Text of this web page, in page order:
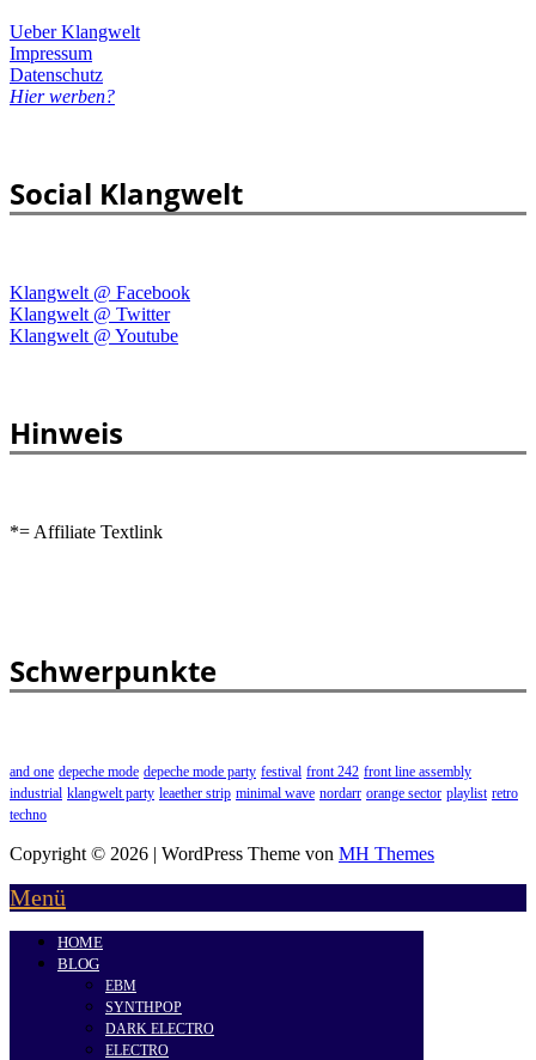
Ueber Klangwelt
Impressum
Datenschutz
Hier werben?
Social Klangwelt
Klangwelt @ Facebook
Klangwelt @ Twitter
Klangwelt @ Youtube
Hinweis
*= Affiliate Textlink
Schwerpunkte
and one depeche mode depeche mode party festival front 242 front line assembly
industrial klangwelt party leaether strip minimal wave nordarr orange sector playlist retro
techno
Copyright © 2026 | WordPress Theme von MH Themes
Menü
HOME
BLOG
EBM
SYNTHPOP
DARK ELECTRO
ELECTRO